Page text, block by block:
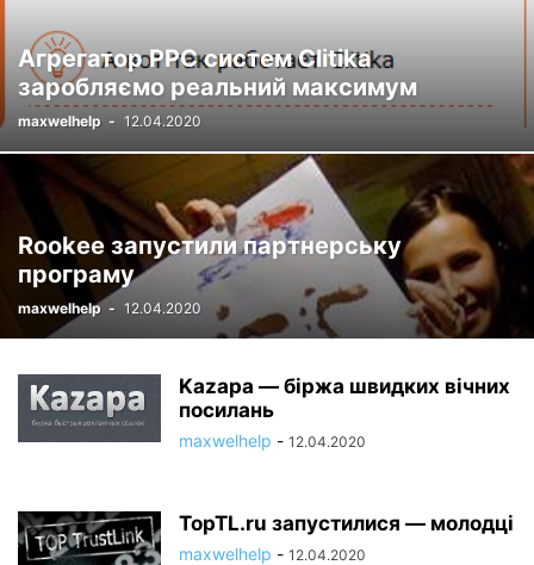
Агрегатор PPC систем Clitika
заробляємо реальний максимум
maxwelhelp - 12.04.2020
Rookee запустили партнерську
програму
maxwelhelp - 12.04.2020
Kazapa — біржа швидких вічних
посилань
maxwelhelp - 12.04.2020
TopTL.ru запустилися — молодці
maxwelhelp - 12.04.2020